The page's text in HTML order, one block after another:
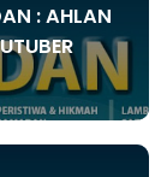
: AHLAN